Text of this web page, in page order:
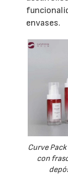
envases.
Curve
con